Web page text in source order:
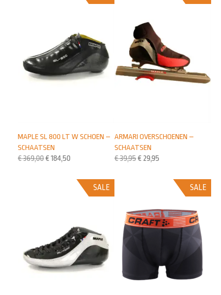
ARMARI OVERSCHOENEN –
SCHAATSEN
€39,95€ 29,95
MAPLE SL 800 LT W SCHOEN –
SCHAATSEN
€369,00€ 184,50
SALE
SALE